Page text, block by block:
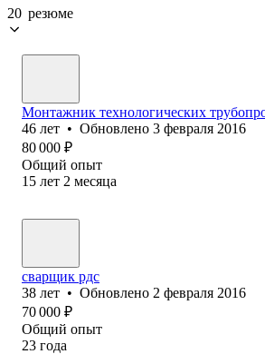
20 резюме
Монтажник технологических
46 лет • Обновлено 3 февраля 2016
80 000 ₽
Общий опыт
15 лет 2 месяца
сварщик рдс
38 лет • Обновлено 2 февраля 2016
70 000 ₽
Общий опыт
23 года